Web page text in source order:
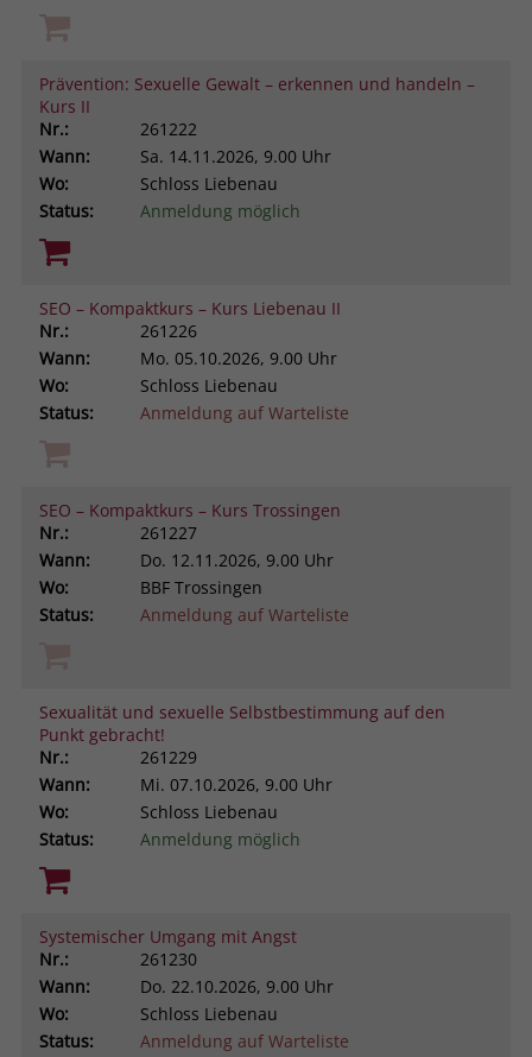
Prävention: Sexuelle Gewalt – erkennen und handeln –
Kurs II
Nr.:
261222
Wann:
Sa. 14.11.2026, 9.00 Uhr
Wo:
Schloss Liebenau
Status:
Anmeldung möglich
SEO – Kompaktkurs – Kurs Liebenau II
Nr.:
261226
Wann:
Mo. 05.10.2026, 9.00 Uhr
Wo:
Schloss Liebenau
Status:
Anmeldung auf Warteliste
SEO – Kompaktkurs – Kurs Trossingen
Nr.:
261227
Wann:
Do. 12.11.2026, 9.00 Uhr
Wo:
BBF Trossingen
Status:
Anmeldung auf Warteliste
Sexualität und sexuelle Selbstbestimmung auf den
Punkt gebracht!
Nr.:
261229
Wann:
Mi. 07.10.2026, 9.00 Uhr
Wo:
Schloss Liebenau
Status:
Anmeldung möglich
Systemischer Umgang mit Angst
Nr.:
261230
Wann:
Do. 22.10.2026, 9.00 Uhr
Wo:
Schloss Liebenau
Status:
Anmeldung auf Warteliste